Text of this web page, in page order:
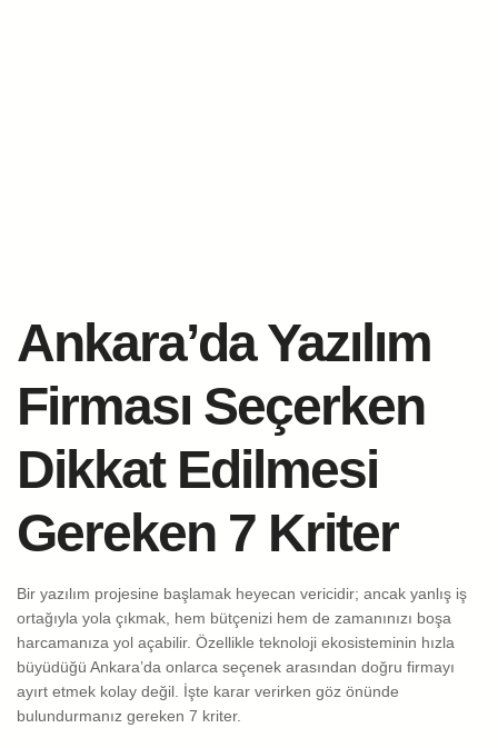
Ankara’da Yazılım
Firması Seçerken
Dikkat Edilmesi
Gereken 7 Kriter
Bir yazılım projesine başlamak heyecan vericidir; ancak yanlış iş
ortağıyla yola çıkmak, hem bütçenizi hem de zamanınızı boşa
harcamanıza yol açabilir. Özellikle teknoloji ekosisteminin hızla
büyüdüğü Ankara’da onlarca seçenek arasından doğru firmayı
ayırt etmek kolay değil. İşte karar verirken göz önünde
bulundurmanız gereken 7 kriter.